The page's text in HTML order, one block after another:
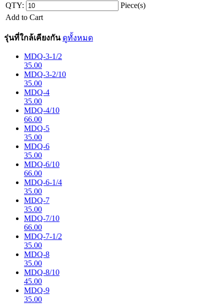
QTY:
Piece(s)
Add to Cart
รุ่นที่ใกล้เคียงกัน ดูทั้งหมด
MDQ-3-1/2
35.00
MDQ-3-2/10
35.00
MDQ-4
35.00
MDQ-4/10
66.00
MDQ-5
35.00
MDQ-6
35.00
MDQ-6/10
66.00
MDQ-6-1/4
35.00
MDQ-7
35.00
MDQ-7/10
66.00
MDQ-7-1/2
35.00
MDQ-8
35.00
MDQ-8/10
45.00
MDQ-9
35.00